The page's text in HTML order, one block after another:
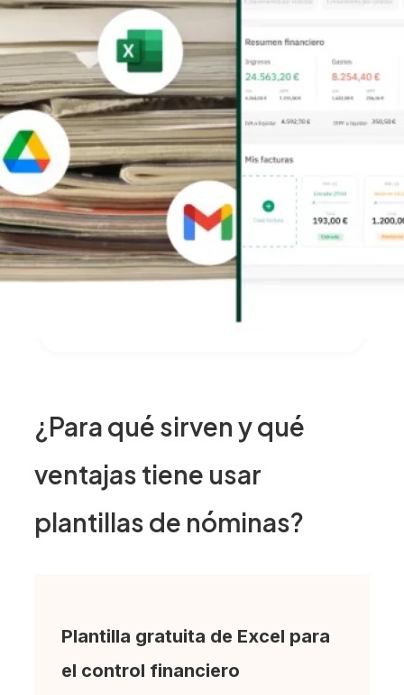
¿Para qué sirven y qué
ventajas tiene usar
plantillas de nóminas?
Plantilla gratuita de Excel para
el control financiero